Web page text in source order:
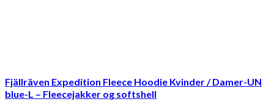
Fjällräven Expedition Fleece Hoodie Kvinder / Damer-UN
blue-L – Fleecejakker og softshell